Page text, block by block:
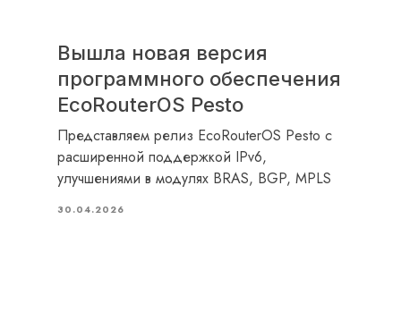
Вышла новая версия
программного обеспечения
EcoRouterOS Pesto
Представляем релиз EcoRouterOS Pesto с
расширенной поддержкой IPv6,
улучшениями в модулях BRAS, BGP, MPLS
30.04.2026